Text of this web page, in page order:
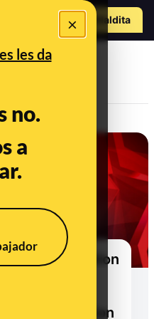
×
les da
no.
a
Hazte Maldita
misinformation
the US
any action